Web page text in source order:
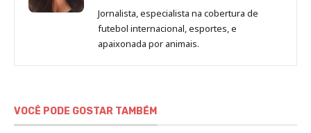
de
Beatriz
Fabbri
Jornalista, especialista na cobertura de
futebol internacional, esportes, e
apaixonada por animais.
VOCÊ PODE GOSTAR TAMBÉM